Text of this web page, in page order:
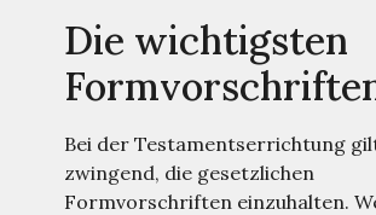
Die wichtigsten
Bei der Testamentserrichtung
zwingend, die gesetzlichen
Formvorschriften einzuhalten.